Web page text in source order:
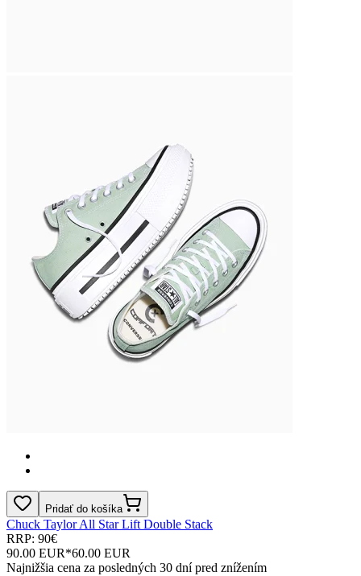
Pridať do košíka
Chuck Taylor All Star Lift Double Stack
RRP: 90€
90.00 EUR*60.00 EUR
Najnižšia cena za posledných 30 dní pred znížením